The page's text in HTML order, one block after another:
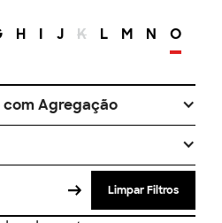
H I J K L M N O
Agregação
Limpar Filtros